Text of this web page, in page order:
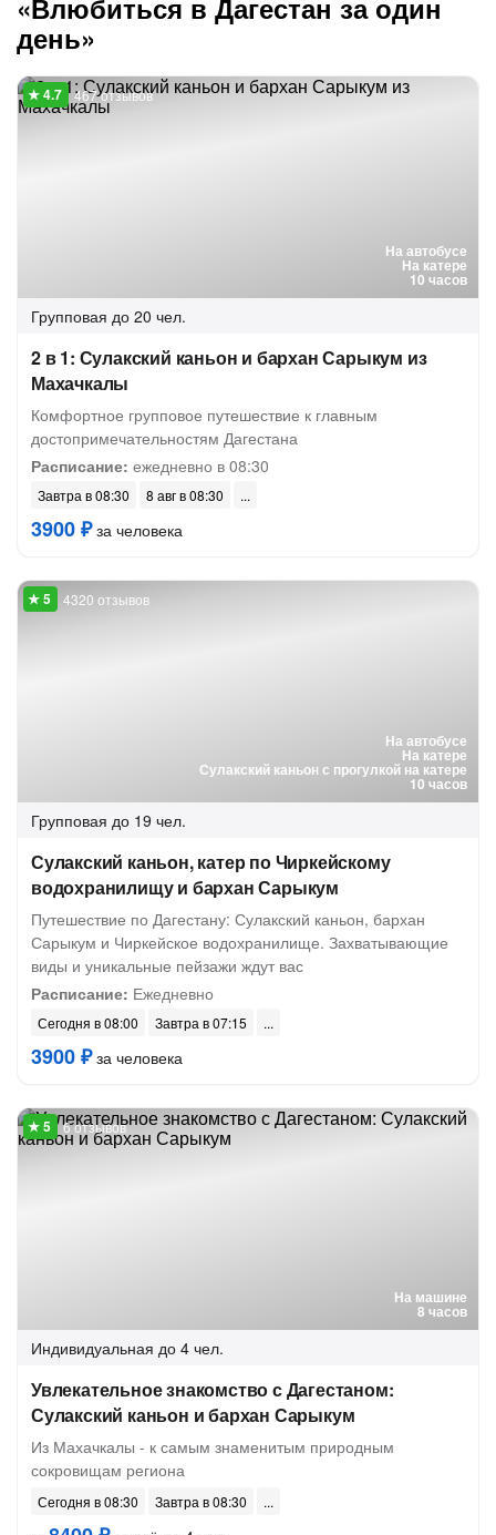
«Влюбиться в Дагестан за один
день»
На автобусе
На катере
10 часов
467 отзывов
Групповая до 20 чел.
2 в 1: Сулакский каньон и бархан Сарыкум из
Махачкалы
Комфортное групповое путешествие к главным
достопримечательностям Дагестана
Расписание: ежедневно в 08:30
Завтра в 08:30 8 авг в 08:30
3900 ₽за человека
На автобусе
На катере
Сулакский каньон с прогулкой на катере
10 часов
4320 отзывов
Групповая до 19 чел.
Сулакский каньон, катер по Чиркейскому
водохранилищу и бархан Сарыкум
Путешествие по Дагестану: Сулакский каньон, бархан
Сарыкум и Чиркейское водохранилище. Захватывающие
виды и уникальные пейзажи ждут вас
Расписание: Ежедневно
Сегодня в 08:00 Завтра в 07:15
3900 ₽за человека
На машине
8 часов
6 отзывов
Индивидуальная до 4 чел.
Увлекательное знакомство с Дагестаном:
Сулакский каньон и бархан Сарыкум
Из Махачкалы - к самым знаменитым природным
сокровищам региона
Сегодня в 08:30
Завтра в 08:30